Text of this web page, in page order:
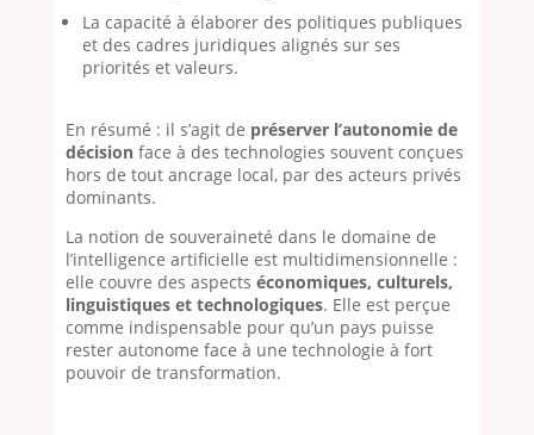
La capacité à élaborer des politiques publiques
et des cadres juridiques alignés sur ses
priorités et valeurs.
En résumé : il s’agit de préserver l’autonomie de
décisionface à des technologies souvent conçues
hors de tout ancrage local, par des acteurs privés
dominants.
La notion de souveraineté dans le domaine de
l’intelligence artificielle est multidimensionnelle :
elle couvre des aspects économiques, culturels,
linguistiques et technologiques. Elle est perçue
comme indispensable pour qu’un pays puisse
rester autonome face à une technologie à fort
pouvoir de transformation.